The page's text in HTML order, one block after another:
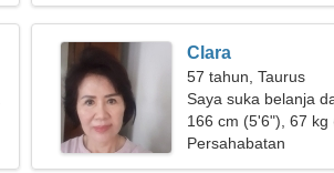
Clara
57 tahun, Taurus
Saya suka belanja
166 cm (5'6"), 67 kg
Persahabatan